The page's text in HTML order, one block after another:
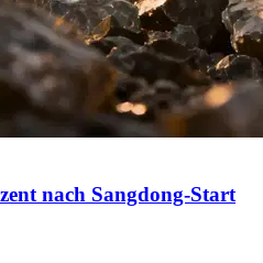
nach Sangdong-Start